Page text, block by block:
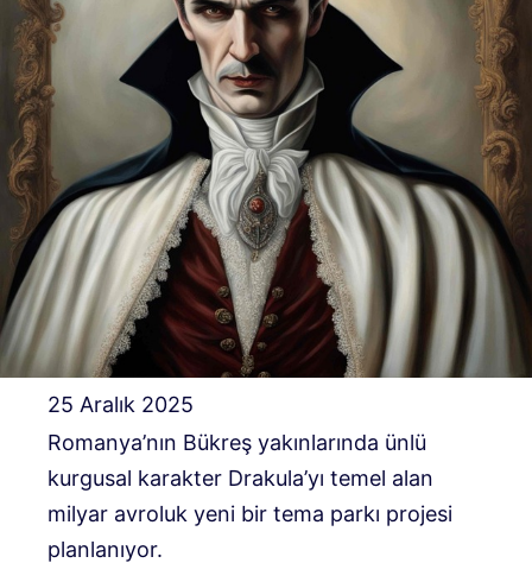
25 Aralık 2025
Romanya’nın Bükreş yakınlarında ünlü
kurgusal karakter Drakula’yı temel alan
milyar avroluk yeni bir tema parkı projesi
planlanıyor.